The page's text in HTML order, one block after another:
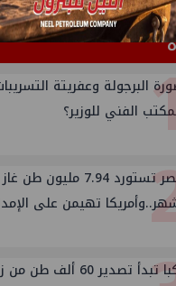
البرجولة وعفريتة
الفني للوزير؟
تهيمن على
أكبا تبدأ تصدير 60